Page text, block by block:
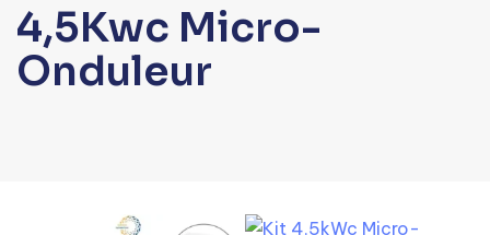
4,5Kwc Micro-
Onduleur